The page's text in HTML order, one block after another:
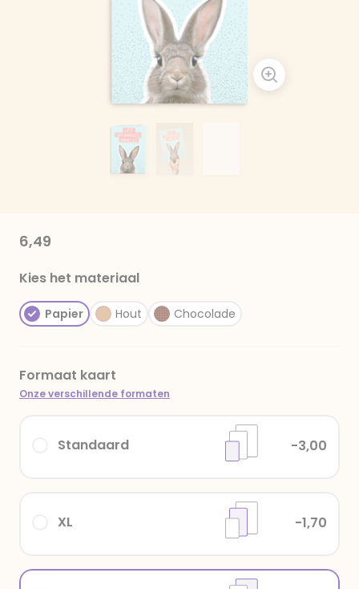
6,49
Kies het materiaal
Papier Hout Chocolade
Formaat kaart
Onze verschillende formaten
XL -1,70
Standaard -3,00